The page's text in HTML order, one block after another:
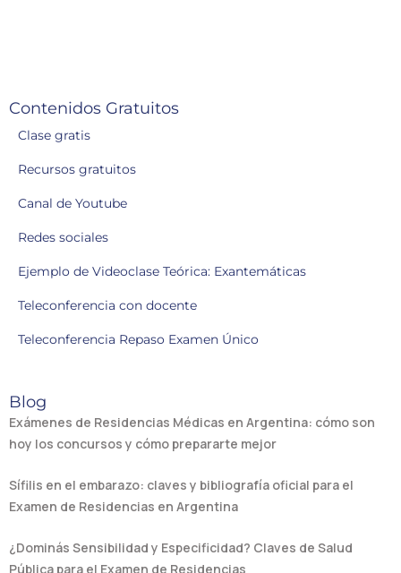
Contenidos Gratuitos
Clase gratis
Recursos gratuitos
Canal de Youtube
Redes sociales
Ejemplo de Videoclase Teórica: Exantemáticas
Teleconferencia con docente
Teleconferencia Repaso Examen Único
Blog
Exámenes de Residencias Médicas en Argentina: cómo son
hoy los concursos y cómo prepararte mejor
Sífilis en el embarazo: claves y bibliografía oficial para el
Examen de Residencias en Argentina
¿Dominás Sensibilidad y Especificidad? Claves de Salud
Pública para el Examen de Residencias